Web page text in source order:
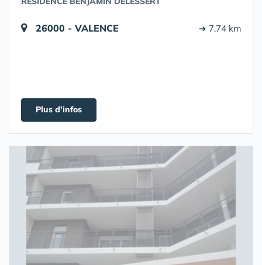
26000 - VALENCE ➔ 7.74 km
Plus d'infos